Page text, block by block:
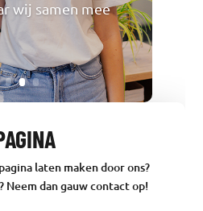
laten maken door ons?
dan gauw contact op!
wij samen mee